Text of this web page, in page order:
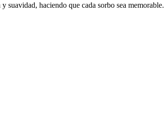
suavidad, haciendo que cada sorbo sea memorable.